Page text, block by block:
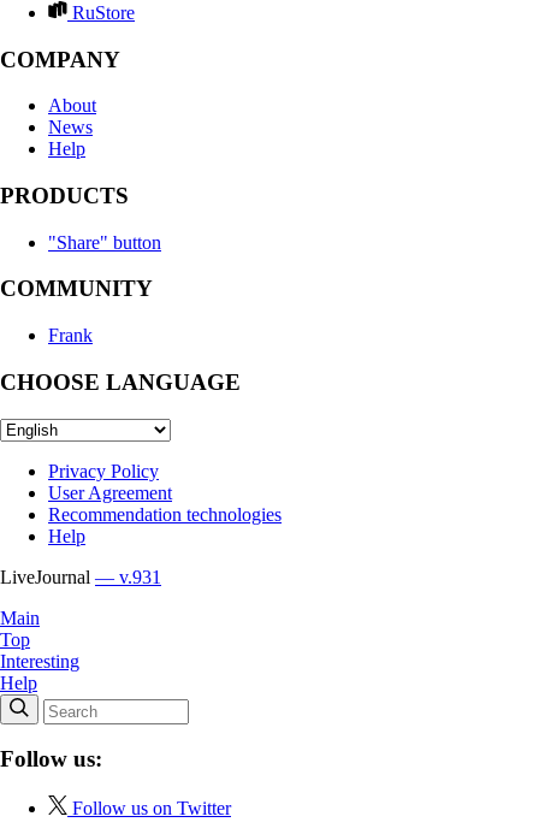
RuStore
COMPANY
About
News
Help
PRODUCTS
"Share" button
COMMUNITY
Frank
CHOOSE LANGUAGE
Privacy Policy
User Agreement
Recommendation technologies
Help
LiveJournal — v.931
Main
Top
Interesting
Help
Follow us:
Follow us on Twitter